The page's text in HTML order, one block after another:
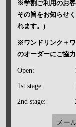
※学割ご利用のお
その旨をお知らせ
れます。)
※ワンドリンク＋
のオーダーにご協力
Open:
1st stage:
2nd stage:
メー